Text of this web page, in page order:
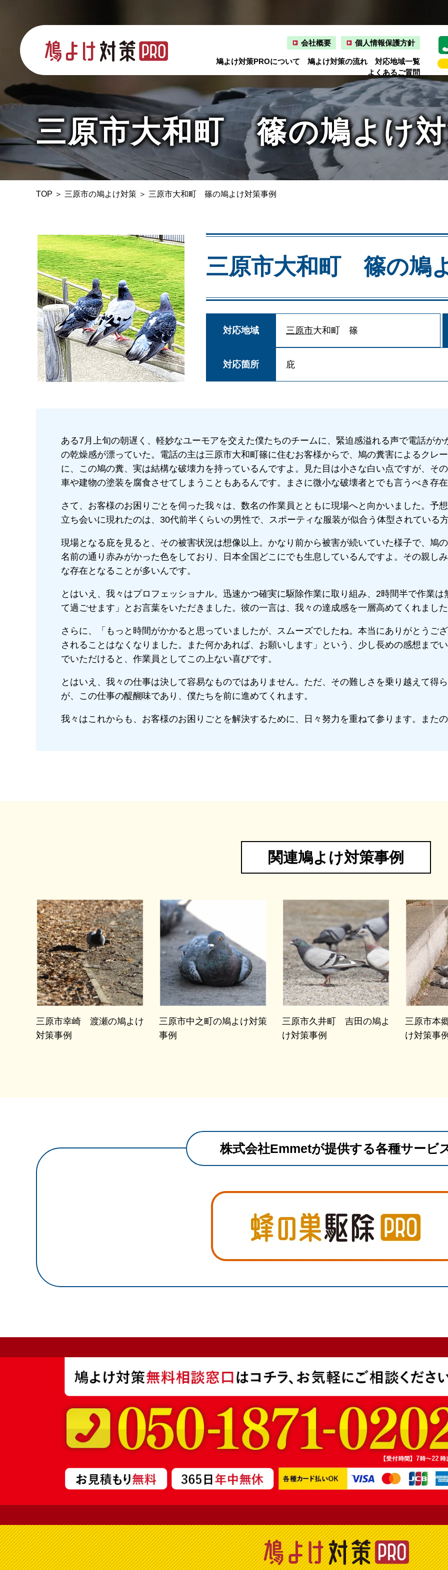
会社概要 個人情報保護方針
鳩よけ対策PROについて 鳩よけ対策の流れ
対応地域一覧
よくあるご質問
三原市大和町 篠の鳩よけ
TOP ＞ 三原市の鳩よけ対策 ＞ 三原市大和町 篠の鳩よけ対策事例
三原市大和町 篠の鳩
対応地域 三原市大和町 篠
対応箇所 庇
ある7月上旬の朝遅く、軽妙なユーモアを交えた僕たちのチームに、緊迫感溢れる声で電話が
の乾燥感が漂っていた。電話の主は三原市大和町篠に住むお客様からで、鳩の糞害によるクレ
に、この鳩の糞、実は結構な破壊力を持っているんですよ。見た目は小さな白い点ですが、そ
車や建物の塗装を腐食させてしまうこともあるんです。まさに微小な破壊者とでも言うべき存
さて、お客様のお困りごとを伺った我々は、数名の作業員とともに現場へと向かいました。予
立ち会いに現れたのは、30代前半くらいの男性で、スポーティな服装が似合う体型されている
現場となる庇を見ると、その被害状況は想像以上。かなり前から被害が続いていた様子で、鳩
名前の通り赤みがかった色をしており、日本全国どこにでも生息しているんですよ。その親し
な存在となることが多いんです。
とはいえ、我々はプロフェッショナル。迅速かつ確実に駆除作業に取り組み、2時間半で作業
て過ごせます」とお言葉をいただきました。彼の一言は、我々の達成感を一層高めてくれまし
さらに、「もっと時間がかかると思っていましたが、スムーズでしたね。本当にありがとうご
されることはなくなりました。また何かあれば、お願いします」という、少し長めの感想まで
でいただけると、作業員としてこの上ない喜びです。
とはいえ、我々の仕事は決して容易なものではありません。ただ、その難しさを乗り越えて得
が、この仕事の醍醐味であり、僕たちを前に進めてくれます。
我々はこれからも、お客様のお困りごとを解決するために、日々努力を重ねて参ります。また
関連鳩よけ対策事例
三原市幸崎 渡瀬の鳩よけ
対策事例
三原市中之町の鳩よけ対策
事例
三原市久井町 吉田の鳩よ
け対策事例
三原市本
け対策事
株式会社Emmetが提供する各種サービ